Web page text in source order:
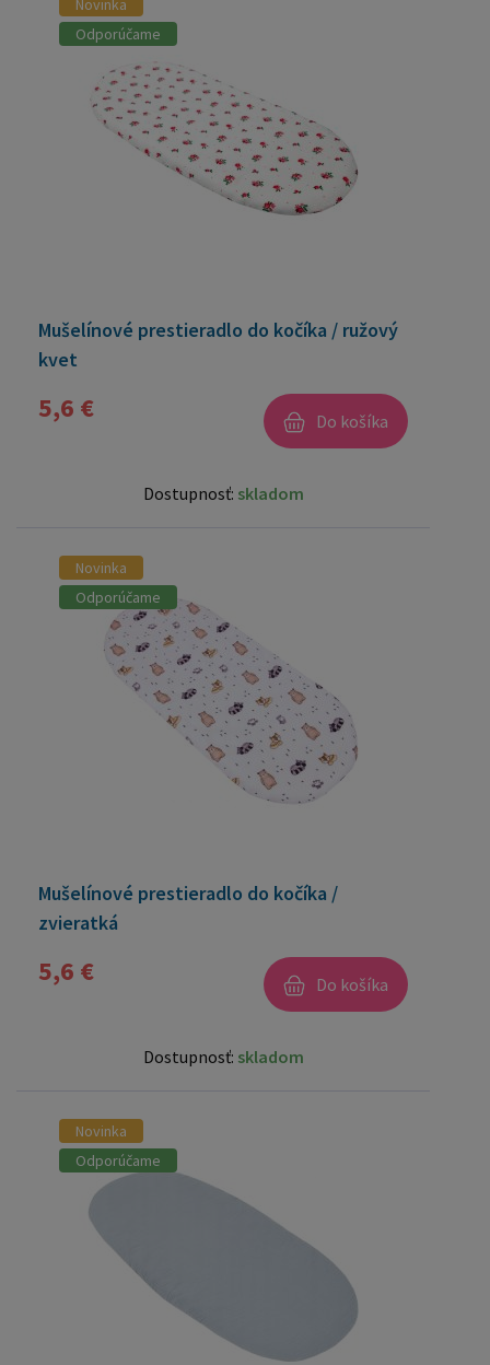
Novinka
Odporúčame
Mušelínové prestieradlo do kočíka / ružový
kvet
5,6 € Do košíka
Dostupnosť: skladom
Novinka
Odporúčame
Mušelínové prestieradlo do kočíka /
zvieratká
5,6 € Do košíka
Dostupnosť: skladom
Novinka
Odporúčame